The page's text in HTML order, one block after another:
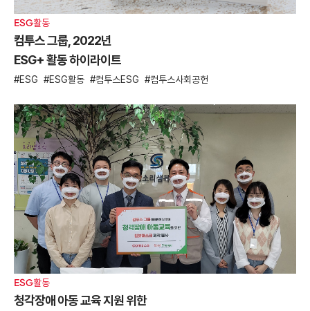
ESG활동
컴투스 그룹, 2022년
ESG+ 활동 하이라이트
ESG ESG활동 컴투스ESG 컴투스사회공헌
ESG활동
청각장애 아동 교육 지원 위한